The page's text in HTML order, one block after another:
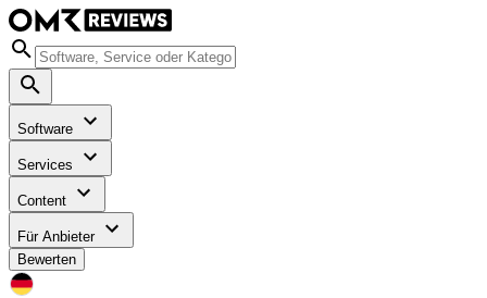
Software
Services
Content
Für Anbieter
Bewerten